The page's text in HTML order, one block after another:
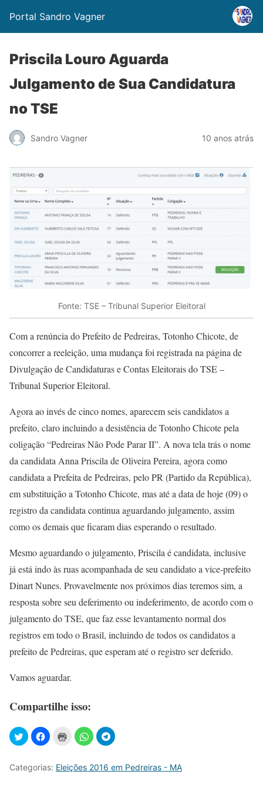
Portal Sandro Vagner
Priscila Louro Aguarda
Julgamento de Sua Candidatura
no TSE
Sandro Vagner 10 anos atrás
Fonte: TSE – Tribunal Superior Eleitoral
Com a renúncia do Prefeito de Pedreiras, Totonho Chicote, de
concorrer a reeleição, uma mudança foi registrada na página de
Divulgação de Candidaturas e Contas Eleitorais do TSE –
Tribunal Superior Eleitoral.
Agora ao invés de cinco nomes, aparecem seis candidatos a
prefeito, claro incluindo a desistência de Totonho Chicote pela
coligação “Pedreiras Não Pode Parar II”. A nova tela trás o nome
da candidata Anna Priscila de Oliveira Pereira, agora como
candidata a Prefeita de Pedreiras, pelo PR (Partido da República),
em substituição a Totonho Chicote, mas até a data de hoje (09) o
registro da candidata continua aguardando julgamento, assim
como os demais que ficaram dias esperando o resultado.
Mesmo aguardando o julgamento, Priscila é candidata, inclusive
já está indo às ruas acompanhada de seu candidato a vice-prefeito
Dinart Nunes. Provavelmente nos próximos dias teremos sim, a
resposta sobre seu deferimento ou indeferimento, de acordo com o
julgamento do TSE, que faz esse levantamento normal dos
registros em todo o Brasil, incluindo de todos os candidatos a
prefeito de Pedreiras, que esperam até o registro ser deferido.
Vamos aguardar.
Compartilhe isso:
Categorias: Eleições 2016 em Pedreiras - MA